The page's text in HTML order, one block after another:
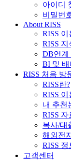
아이디
비밀번
About RISS
RISS 이
RISS 지
DB연계
BI 및 배
RISS 처음 방
RISS란?
RISS
내 추천
RISS
복사/대
해외전
RISS
고객센터